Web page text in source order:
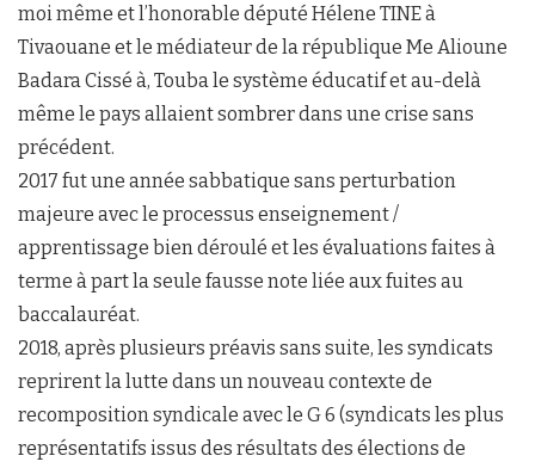
moi même et l’honorable député Hélene TINE à
Tivaouane et le médiateur de la république Me Alioune
Badara Cissé à, Touba le système éducatif et au-delà
même le pays allaient sombrer dans une crise sans
précédent.
2017 fut une année sabbatique sans perturbation
majeure avec le processus enseignement /
apprentissage bien déroulé et les évaluations faites à
terme à part la seule fausse note liée aux fuites au
baccalauréat.
2018, après plusieurs préavis sans suite, les syndicats
reprirent la lutte dans un nouveau contexte de
recomposition syndicale avec le G 6 (syndicats les plus
représentatifs issus des résultats des élections de